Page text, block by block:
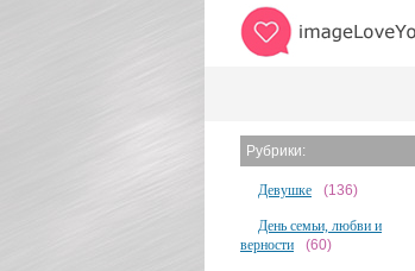
Рубрики:
Девушке (136)
День семьи, любви и
верности
(60)